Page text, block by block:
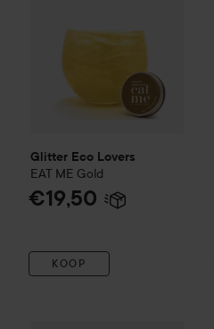
Glitter Eco Lovers
EAT ME Gold
€19,50
KOOP